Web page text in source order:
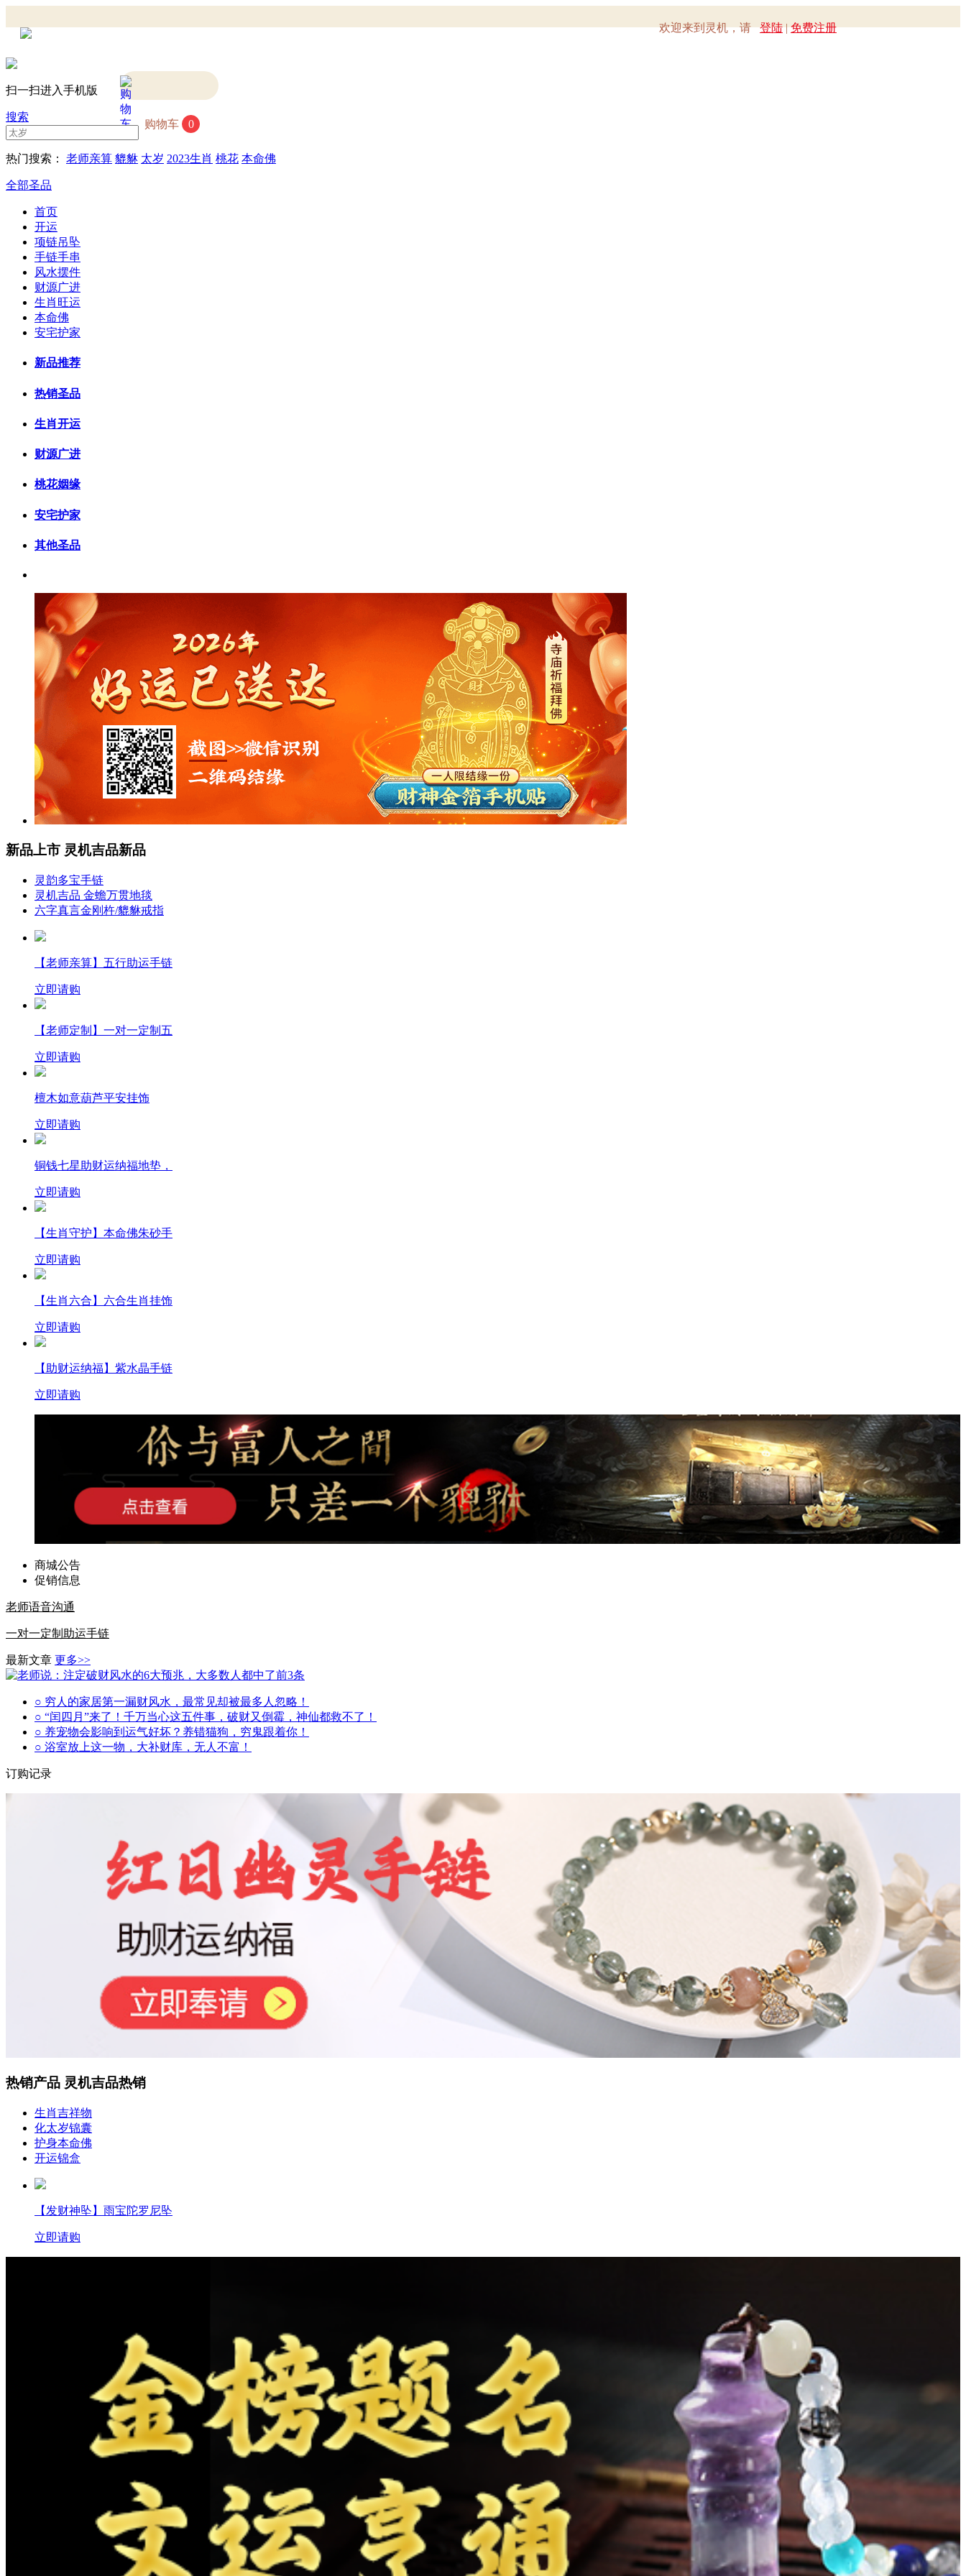
欢迎来到灵机，请登陆|免费注册
扫一扫进入手机版
购物车 0
搜索
热门搜索： 老师亲算 貔貅 太岁 2023生肖 桃花 本命佛
全部圣品
首页
开运
项链吊坠
手链手串
风水摆件
财源广进
生肖旺运
本命佛
安宅护家
新品推荐
热销圣品
生肖开运
财源广进
桃花姻缘
安宅护家
其他圣品
新品上市 灵机吉品新品
灵韵多宝手链
灵机吉品 金蟾万贯地毯
六字真言金刚杵/貔貅戒指
【老师亲算】五行助运手链
立即请购
【老师定制】一对一定制五
立即请购
檀木如意葫芦平安挂饰
立即请购
铜钱七星助财运纳福地垫，
立即请购
【生肖守护】本命佛朱砂手
立即请购
【生肖六合】六合生肖挂饰
立即请购
【助财运纳福】紫水晶手链
立即请购
商城公告
促销信息
老师语音沟通
一对一定制助运手链
最新文章 更多>>
○ 穷人的家居第一漏财风水，最常见却被最多人忽略！
○ “闰四月”来了！千万当心这五件事，破财又倒霉，神仙都救不了！
○ 养宠物会影响到运气好坏？养错猫狗，穷鬼跟着你！
○ 浴室放上这一物，大补财库，无人不富！
订购记录
热销产品 灵机吉品热销
生肖吉祥物
化太岁锦囊
护身本命佛
开运锦盒
【发财神坠】雨宝陀罗尼坠
立即请购